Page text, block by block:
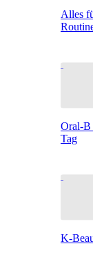
Alles
Oral-B
Tag
K-